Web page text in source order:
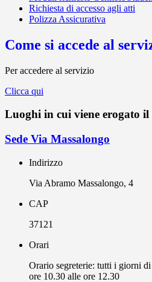
Richiesta di accesso agli atti
Polizza Assicurativa
Come si accede al
Per accedere al servizio
Clicca qui
Luoghi in cui viene erogato il
Sede Via Massalongo
Indirizzo
Via Abramo Massalongo, 4
CAP
37121
Orari
Orario segreterie: tutti i giorni
ore 10.30 alle ore 12.30